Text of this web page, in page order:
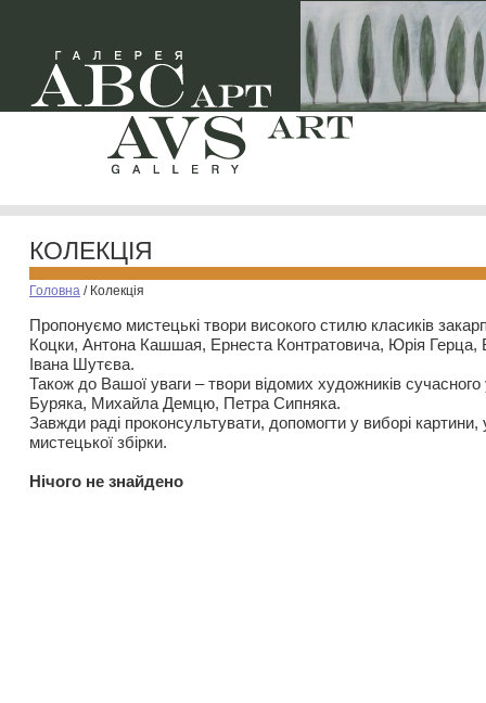
КОЛЕКЦІЯ
Головна / Колекція
Пропонуємо мистецькі твори високого стилю класиків
Коцки, Антона Кашшая, Ернеста Контратовича, Юрія
Івана Шутєва.
Також до Вашої уваги – твори відомих художників
Буряка, Михайла Демцю, Петра Сипняка.
Завжди раді проконсультувати, допомогти у виборі картини,
мистецької збірки.
Нiчого не знайдено